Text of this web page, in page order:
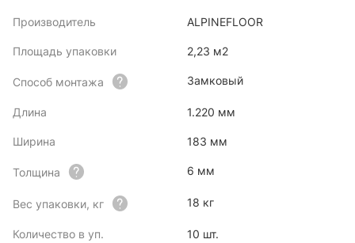
Производитель ALPINEFLOOR
Площадь упаковки 2,23 м2
Способ монтажа Замковый
Длина 1.220 мм
Ширина 183 мм
Толщина 6 мм
Вес упаковки, кг 18 кг
Количество в уп. 10 шт.